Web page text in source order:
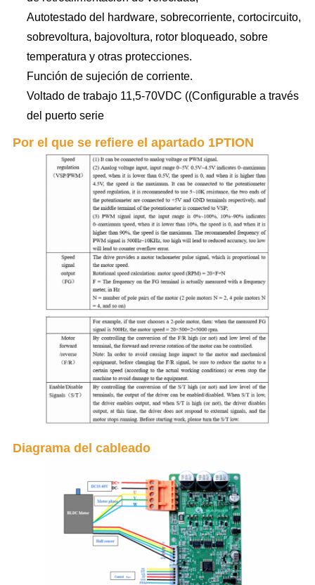
Autotestado del hardware, sobrecorriente, cortocircuito,
sobrevoltura, bajovoltura, rotor bloqueado, sobre
temperatura y otras protecciones.
Función de sujeción de corriente.
Voltado de trabajo 11,5-70VDC ((Configurable a través
del puerto serie
Por el que se refiere el apartado 1PTION
Diagrama del cableado